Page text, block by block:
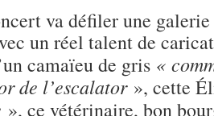
va défiler une galerie
un réel talent de
camaïeu de gris «
de l’escalator», cette
», ce vétérinaire, bon